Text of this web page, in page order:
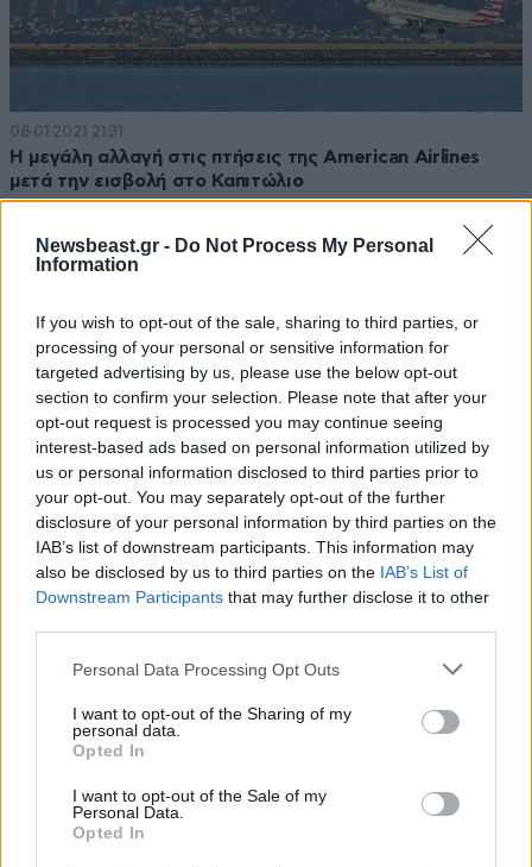
Newsbeast.gr - Do Not Process My Personal
Information
If you wish to opt-out of the sale, sharing to third parties, or
processing of your personal or sensitive information for
targeted advertising by us, please use the below opt-out
section to confirm your selection. Please note that after your
opt-out request is processed you may continue seeing
interest-based ads based on personal information utilized by
us or personal information disclosed to third parties prior to
your opt-out. You may separately opt-out of the further
disclosure of your personal information by third parties on the
IAB’s list of downstream participants. This information may
also be disclosed by us to third parties on the IAB’s List of
Downstream Participants that may further disclose it to other
Please note that this website/app uses one or more Google
not limited to your visit or usage behaviour. You may click to
grant or deny consent to Google and its third-party tags to
use your data for below specified purposes in below Google
consent section.
Personal Data Processing Opt Outs
I want to opt-out of the Sharing of my
personal data.
Opted In
I want to opt-out of the Sale of my
Personal Data.
Opted In
08·01·2021 21:31
Η μεγάλη αλλαγή στις πτήσεις της American Airlines
μετά την εισβολή στο Καπιτώλιο
15·12·2020 23:22
Ρωσική αεροπορική εταιρεία δημιουργεί ειδικές θέσεις